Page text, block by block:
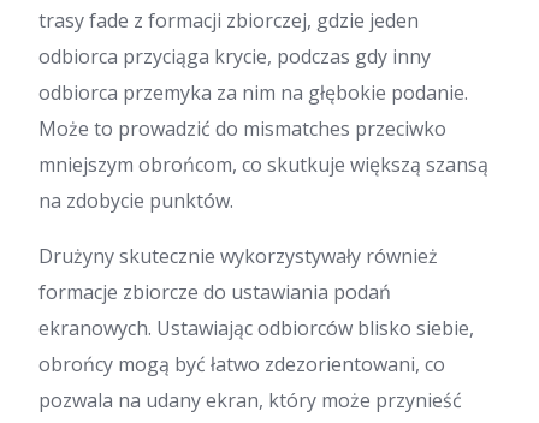
trasy fade z formacji zbiorczej, gdzie jeden
odbiorca przyciąga krycie, podczas gdy inny
odbiorca przemyka za nim na głębokie podanie.
Może to prowadzić do mismatches przeciwko
mniejszym obrońcom, co skutkuje większą szansą
na zdobycie punktów.
Drużyny skutecznie wykorzystywały również
formacje zbiorcze do ustawiania podań
ekranowych. Ustawiając odbiorców blisko siebie,
obrońcy mogą być łatwo zdezorientowani, co
pozwala na udany ekran, który może przynieść